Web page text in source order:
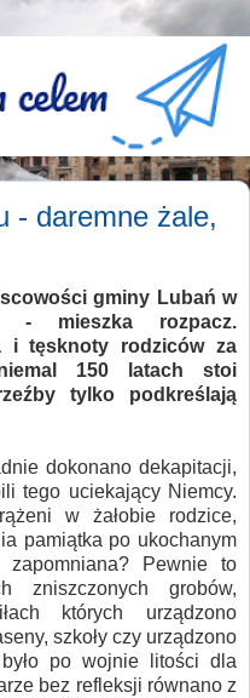
- daremne żale,
gminy Lubań w
- mieszka rozpacz.
i tęsknoty rodziców za
150 latach stoi
tylko podkreślają
dokonano dekapitacji,
tego uciekający Niemcy.
w żałobie rodzice,
pamiątka po ukochanym
zapomniana? Pewnie to
zniszczonych grobów,
których urządzono
szkoły czy urządzono
po wojnie litości dla
bez refleksji równano z